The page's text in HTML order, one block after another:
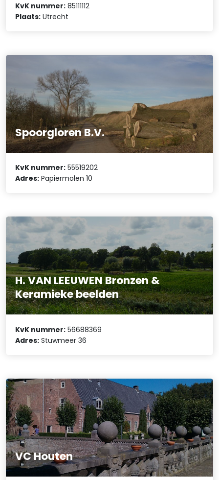
KvK nummer: 85111112
Plaats: Utrecht
Spoorgloren B.V.
KvK nummer: 55519202
Adres: Papiermolen 10
H. VAN LEEUWEN Bronzen &
Keramieke beelden
KvK nummer: 56688369
Adres: Stuwmeer 36
VC Houten